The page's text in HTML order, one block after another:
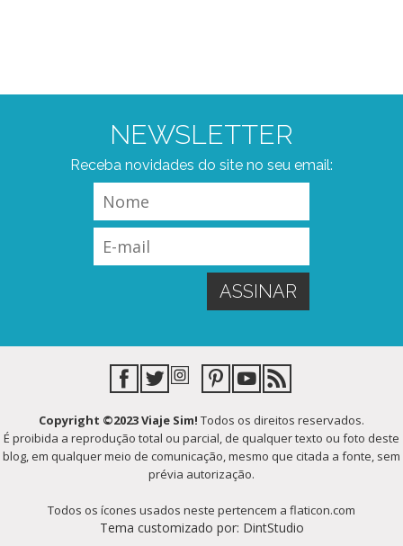
NEWSLETTER
Receba novidades do site no seu email:
Copyright ©2023 Viaje Sim! Todos os direitos reservados.
É proibida a reprodução total ou parcial, de qualquer texto ou foto deste
blog, em qualquer meio de comunicação, mesmo que citada a fonte, sem
prévia autorização.
Todos os ícones usados neste pertencem a flaticon.com
Tema customizado por: DintStudio